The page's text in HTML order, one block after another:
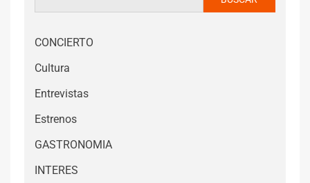
CONCIERTO
Cultura
Entrevistas
Estrenos
GASTRONOMIA
INTERES